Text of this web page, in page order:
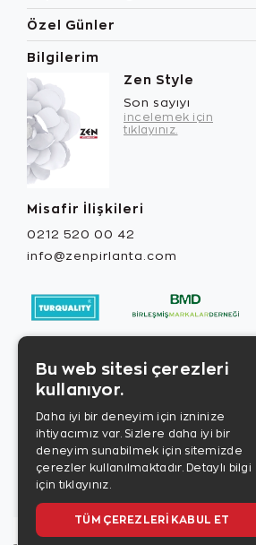
Özel Günler
Bilgilerim
Zen Style
Son sayıyı
incelemek için
tıklayınız.
Misafir İlişkileri
0212 520 00 42
info@zenpirlanta.com
Copyright © 2026, Zen
Zen Diamond Birleşmiş
Bu web sitesi çerezleri
kullanıyor.
Daha iyi bir deneyim için izninize
ihtiyacımız var. Sizlere daha iyi bir
deneyim sunabilmek için sitemizde
çerezler kullanılmaktadır. Detaylı bilgi
için tıklayınız.
TÜM ÇEREZLERI KABUL ET